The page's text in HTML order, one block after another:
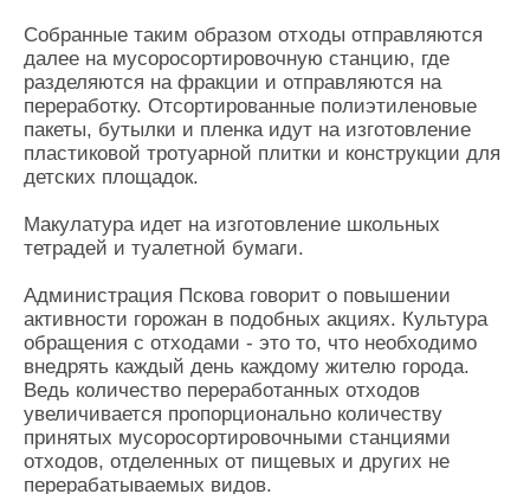
Собранные таким образом отходы отправляются
далее на мусоросортировочную станцию, где
разделяются на фракции и отправляются на
переработку. Отсортированные полиэтиленовые
пакеты, бутылки и пленка идут на изготовление
пластиковой тротуарной плитки и конструкции для
детских площадок.
Макулатура идет на изготовление школьных
тетрадей и туалетной бумаги.
Администрация Пскова говорит о повышении
активности горожан в подобных акциях. Культура
обращения с отходами - это то, что необходимо
внедрять каждый день каждому жителю города.
Ведь количество переработанных отходов
увеличивается пропорционально количеству
принятых мусоросортировочными станциями
отходов, отделенных от пищевых и других не
перерабатываемых видов.